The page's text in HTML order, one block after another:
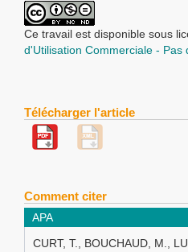
Ce travail est disponible sous
d'Utilisation Commerciale -
Télécharger l'article
Comment citer
APA
CURT, T., BOUCHAUD, M.,